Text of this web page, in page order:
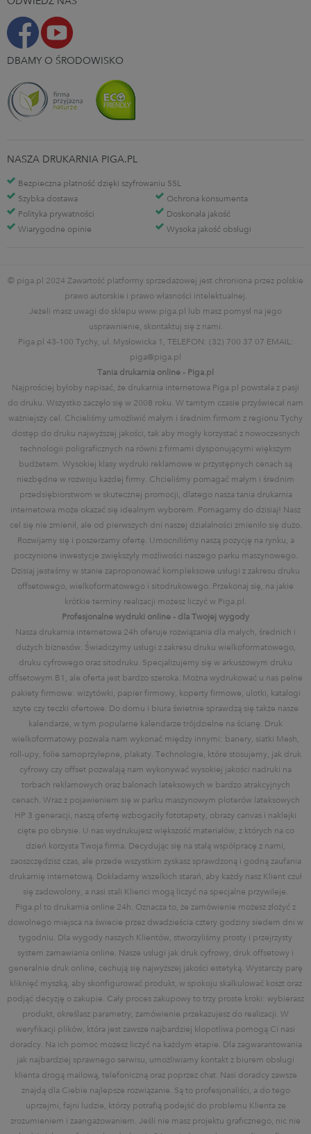
DBAMY O ŚRODOWISKO
NASZA DRUKARNIA PIGA.PL
Bezpieczna płatność dzięki szyfrowaniu SSL
Szybka dostawa
Ochrona konsumenta
Polityka prywatności
Doskonała jakość
Wiarygodne opinie
Wysoka jakość obsługi
© piga.pl 2024 Zawartość platformy sprzedażowej jest chroniona przez polskie
prawo autorskie i prawo własności intelektualnej.
Jeżeli masz uwagi do sklepu www.piga.pl lub masz pomysł na jego
usprawnienie, skontaktuj się z nami.
Piga.pl 43-100 Tychy, ul. Mysłowicka 1, TELEFON: (32) 700 37 07 EMAIL:
piga@piga.pl
Tania drukarnia online - Piga.pl
Najprościej byłoby napisać, że drukarnia internetowa Piga.pl powstała z pasji
do druku. Wszystko zaczęło się w 2008 roku. W tamtym czasie przyświecał nam
ważniejszy cel. Chcieliśmy umożliwić małym i średnim firmom z regionu Tychy
dostęp do druku najwyższej jakości, tak aby mogły korzystać z nowoczesnych
technologii poligraficznych na równi z firmami dysponującymi większym
budżetem. Wysokiej klasy wydruki reklamowe w przystępnych cenach są
niezbędne w rozwoju każdej firmy. Chcieliśmy pomagać małym i średnim
przedsiębiorstwom w skutecznej promocji, dlatego nasza tania drukarnia
internetowa może okazać się idealnym wyborem. Pomagamy do dzisiaj! Nasz
cel się nie zmienił, ale od pierwszych dni naszej działalności zmieniło się dużo.
Rozwijamy się i poszerzamy ofertę. Umocniliśmy naszą pozycję na rynku, a
poczynione inwestycje zwiększyły możliwości naszego parku maszynowego.
Dzisiaj jesteśmy w stanie zaproponować kompleksowe usługi z zakresu druku
offsetowego, wielkoformatowego i sitodrukowego. Przekonaj się, na jakie
krótkie terminy realizacji możesz liczyć w Piga.pl.
Profesjonalne wydruki online - dla Twojej wygody
Nasza drukarnia internetowa 24h oferuje rozwiązania dla małych, średnich i
dużych biznesów. Świadczymy usługi z zakresu druku wielkoformatowego,
druku cyfrowego oraz sitodruku. Specjalizujemy się w arkuszowym druku
offsetowym B1, ale oferta jest bardzo szeroka. Można wydrukować u nas pełne
pakiety firmowe: wizytówki, papier firmowy, koperty firmowe, ulotki, katalogi
szyte czy teczki ofertowe. Do domu i biura świetnie sprawdzą się także nasze
kalendarze, w tym popularne kalendarze trójdzielne na ścianę. Druk
wielkoformatowy pozwala nam wykonać między innymi: banery, siatki Mesh,
roll-upy, folie samoprzylepne, plakaty. Technologie, które stosujemy, jak druk
cyfrowy czy offset pozwalają nam wykonywać wysokiej jakości nadruki na
torbach reklamowych oraz balonach lateksowych w bardzo atrakcyjnych
cenach. Wraz z pojawieniem się w parku maszynowym ploterów lateksowych
HP 3 generacji, naszą ofertę wzbogaciły fototapety, obrazy canvas i naklejki
cięte po obrysie. U nas wydrukujesz większość materiałów, z których na co
dzień korzysta Twoja firma. Decydując się na stałą współpracę z nami,
zaoszczędzisz czas, ale przede wszystkim zyskasz sprawdzoną i godną zaufania
drukarnię internetową. Dokładamy wszelkich starań, aby każdy nasz Klient czuł
się zadowolony, a nasi stali Klienci mogą liczyć na specjalne przywileje.
Piga.pl to drukarnia online 24h. Oznacza to, że zamówienie możesz złożyć z
dowolnego miejsca na świecie przez dwadzieścia cztery godziny siedem dni w
tygodniu. Dla wygody naszych Klientów, stworzyliśmy prosty i przejrzysty
system zamawiania online. Nasze usługi jak druk cyfrowy, druk offsetowy i
generalnie druk online, cechują się najwyższej jakości estetyką. Wystarczy parę
kliknięć myszką, aby skonfigurować produkt, w spokoju skalkulować koszt oraz
podjąć decyzję o zakupie. Cały proces zakupowy to trzy proste kroki: wybierasz
produkt, określasz parametry, zamówienie przekazujesz do realizacji. W
weryfikacji plików, która jest zawsze najbardziej kłopotliwa pomogą Ci nasi
doradcy. Na ich pomoc możesz liczyć na każdym etapie. Dla zagwarantowania
jak najbardziej sprawnego serwisu, umożliwiamy kontakt z biurem obsługi
klienta drogą mailową, telefoniczną oraz poprzez chat. Nasi doradcy zawsze
znajdą dla Ciebie najlepsze rozwiązanie. Są to profesjonaliści, a do tego
uprzejmi, fajni ludzie, którzy potrafią podejść do problemu Klienta ze
zrozumieniem i zaangażowaniem. Jeśli nie masz projektu graficznego, nic nie